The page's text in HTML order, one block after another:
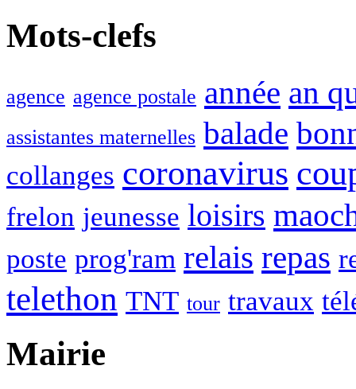
Mots-clefs
agence agence postale année an
assistantes maternelles balade
collanges coronavirus
frelon jeunesse loisirs
poste prog'ram relais repas
telethon TNT tour travaux
Mairie